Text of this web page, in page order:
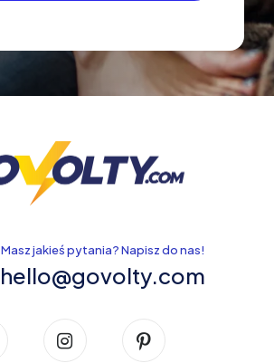
Masz jakieś pytania? Napisz do nas!
hello@govolty.com